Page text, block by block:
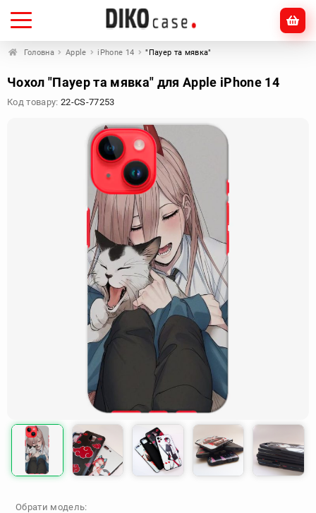
Головна Apple iPhone 14 "Пауер та мявка"
Чохол "Пауер та мявка" для Apple iPhone 14
Код товару: 22-CS-77253
Обрати модель: